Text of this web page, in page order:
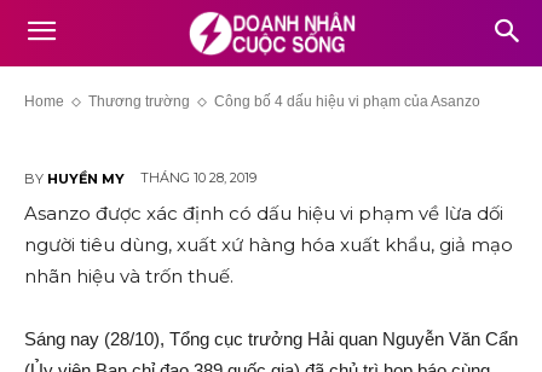
Home Thương trường Công bố 4 dấu hiệu vi phạm của Asanzo
Công bố 4 dấu hiệu vi phạm của
Asanzo
BY HUYỀN MY THÁNG 10 28, 2019
Asanzo được xác định có dấu hiệu vi phạm về lừa dối
người tiêu dùng, xuất xứ hàng hóa xuất khẩu, giả mạo
nhãn hiệu và trốn thuế.
Sáng nay (28/10), Tổng cục trưởng Hải quan Nguyễn Văn Cẩn